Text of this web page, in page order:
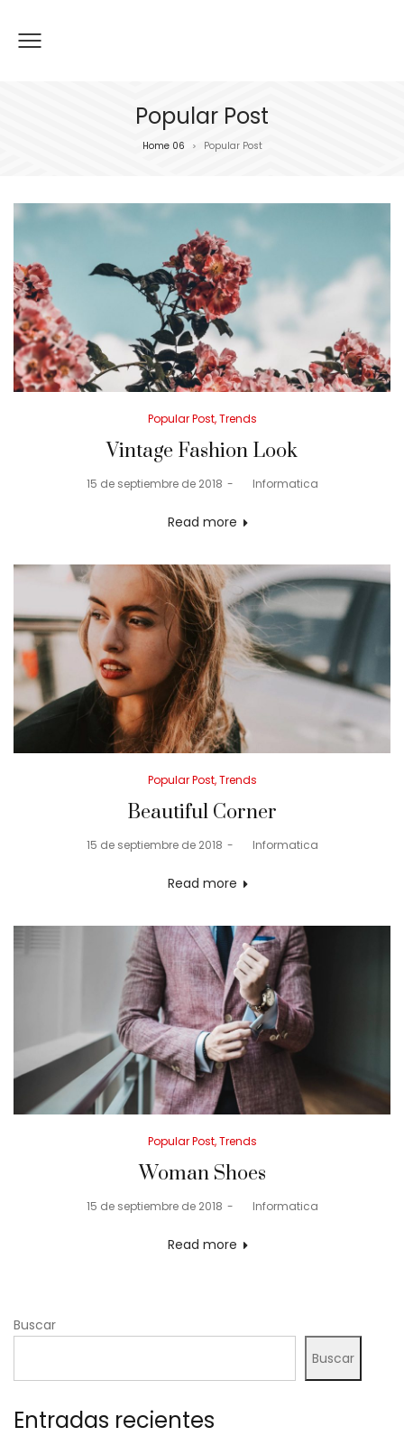
Popular Post
Home 06 > Popular Post
Posted
Popular Post Trends
Vintage Fashion Look
Posted
15 de septiembre de 2018 Informatica
Read more
Posted
Popular Post Trends
Beautiful Corner
Posted
15 de septiembre de 2018 Informatica
Read more
Posted
Popular Post Trends
Woman Shoes
Posted
15 de septiembre de 2018 Informatica
Read more
Buscar
Buscar
Entradas recientes